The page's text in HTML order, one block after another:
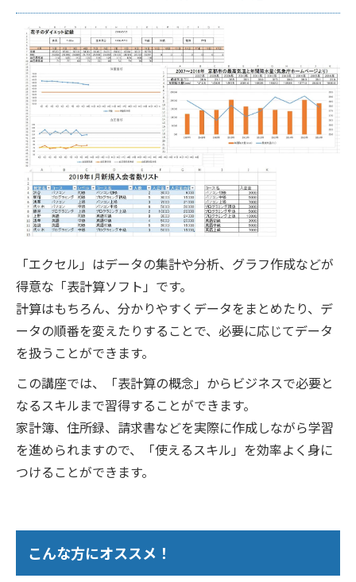
「エクセル」はデータの集計や分析、グラフ作成などが
得意な「表計算ソフト」です。
計算はもちろん、分かりやすくデータをまとめたり、デ
ータの順番を変えたりすることで、必要に応じてデータ
を扱うことができます。
この講座では、「表計算の概念」からビジネスで必要と
なるスキルまで習得することができます。
家計簿、住所録、請求書などを実際に作成しながら学習
を進められますので、「使えるスキル」を効率よく身に
つけることができます。
こんな方にオススメ！